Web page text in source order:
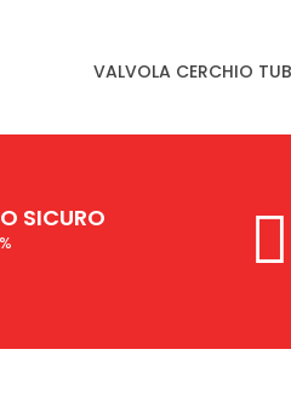
VALVOLA CERCHIO
SICURO